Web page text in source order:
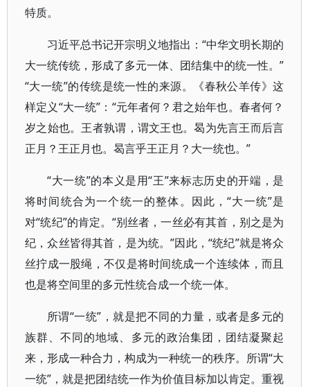
特质。
习近平总书记开宗明义地指出：“中华文明长期的
大一统传统，形成了多元一体、团结集中的统一性。”
“大一统”的传统是统一性的来源。《春秋公羊传》这
样定义“大一统”：“元年者何？君之始年也。春者何？
岁之始也。王者孰谓，谓文王也。曷为先言王而后言
正月？王正月也。曷言乎王正月？大一统也。”
“大一统”的本义是用“王”来标志历史的开端，是
将时间统合为一个统一的整体。因此，“大一统”是
对“统纪”的肯定。“别丝者，一丝必有其首，别之是为
纪，众丝皆得其首，是为统。”因此，“统纪”就是将众
丝拧成一股绳，不仅是将时间统成一个连续体，而且
也是将空间里的多元性统合成一个统一体。
所谓“一统”，就是把不同的力量，或者是多元的
族群、不同的地域、多元的政治集团，团结凝聚起
来，形成一种合力，构成为一种统一的秩序。所谓“大
一统”，就是把团结统一作为价值目标加以肯定。重视